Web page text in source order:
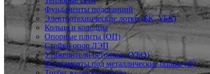
Фундаменты подстанций
Электротехнические лотки (БК, УБК)
Кольца и колодцы
Опорные плиты (ОП)
Стойки опор ЛЭП
Утяжелители бетонные (УБО)
Фундаменты под металлические опоры (Ф)